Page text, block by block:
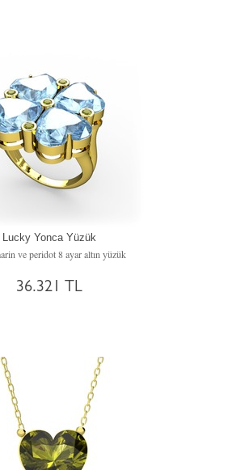
Lucky Yonca Yüzük
ve peridot 8 ayar altın yüzük
36.321 TL